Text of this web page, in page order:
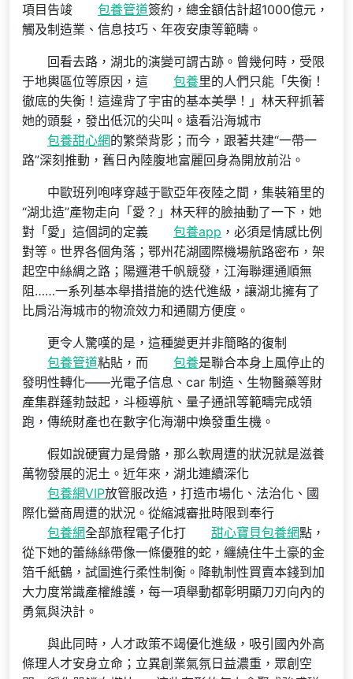
項目告竣
包養管道簽約，總金額估計超1000億元，
觸及制造業、信息技巧、年夜安康等範疇。
回看去路，湖北的演變可謂古跡。曾幾何時，受限
于地輿區位等原因，這
包養里的人們只能「失衡！
徹底的失衡！這違背了宇宙的基本美學！」林天秤抓著
她的頭髮，發出低沉的尖叫。遠看沿海城市
包養甜心網的繁榮背影；而今，跟著共建“一帶一
路”深刻推動，舊日內陸腹地富麗回身為開放前沿。
中歐班列咆哮穿越于歐亞年夜陸之間，集裝箱里的
“湖北造”產物走向「愛？」林天秤的臉抽動了一下，她
對「愛」這個詞的定義
包養app ，必須是情感比例
對等。世界各個角落；鄂州花湖國際機場航路密布，架
起空中絲綢之路；陽邏港千帆競發，江海聯運通順無
阻……一系列基本舉措措施的迭代進級，讓湖北擁有了
比肩沿海城市的物流效力和通關方便度。
更令人驚嘆的是，這種變更并非簡略的復制
包養管道粘貼，而 包養是聯合本身上風停止的
發明性轉化——光電子信息、car 制造、生物醫藥等財
產集群蓬勃鼓起，斗極導航、量子通訊等範疇完成領
跑，傳統財產也在數字化海潮中煥發重生機。
假如說硬實力是骨骼，那么軟周遭的狀況就是滋養
萬物發展的泥土。近年來，湖北連續深化
包養網VIP放管服改造，打造市場化、法治化、國
際化營商周遭的狀況。從縮減審批時限到奉行
包養網全部旅程電子化打 甜心寶貝包養網點，
從下她的蕾絲絲帶像一條優雅的蛇，纏繞住牛土豪的金
箔千紙鶴，試圖進行柔性制衡。降軌制性買賣本錢到加
大力度常識產權維護，每一項舉動都彰明顯刀刃向內的
勇氣與決計。
與此同時，人才政策不竭優化進級，吸引國內外高
條理人才安身立命；立異創業氣氛日益濃重，眾創空